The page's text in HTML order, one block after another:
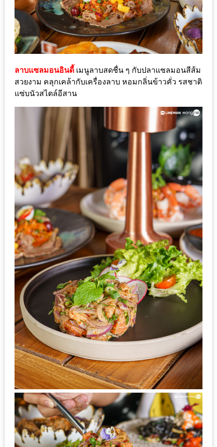
พิเศษ
ร้าน
อาหาร
ใน
หนาว
นัก
ใช่
ผิง
ไฟ
อุ่นๆ
ปิ้ง
มาร์ช
เมล
โล่
พร้อม
ชิม
และ
ช้อป
ที่
เดียว
ครบ
ที่
งาน
LEO
PRESENTS
PINGFAI
FESTIVAL
3
ลาบแซลมอนอินดี้ เมนูลาบสดชื่น ๆ กับปลาแซลมอนสีส้ม
สวยงาม คลุกเคล้ากับเครื่องลาบ หอมกลิ่นข้าวคั่ว รสชาติ
แซ่บนัวสไตล์อีสาน